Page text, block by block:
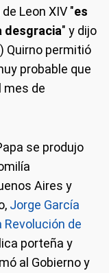
Leon XIV "es
desgracia" y dijo
Quirno permitió
probable que
mes de
se produjo
Aires y
Jorge García
Revolución de
porteña y
al Gobierno y